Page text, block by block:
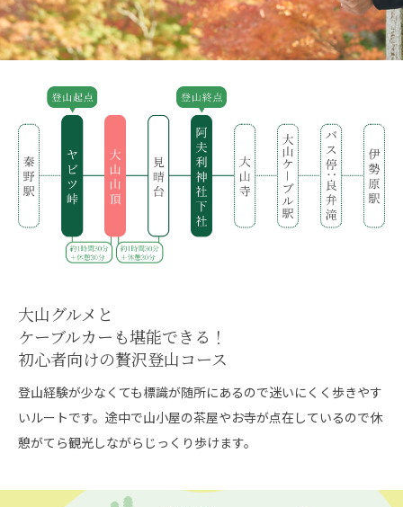
大山グルメと
ケーブルカーも堪能できる！
初心者向けの贅沢登山コース
登山経験が少なくても標識が随所にあるので迷いにくく歩きやす
いルートです。途中で山小屋の茶屋やお寺が点在しているので休
憩がてら観光しながらじっくり歩けます。